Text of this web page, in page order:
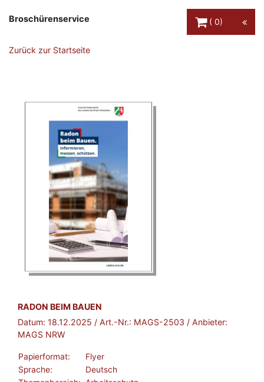
Broschürenservice
0
Zurück zur Startseite
BROSCHÜRE:
RADON BEIM BAUEN
Datum: 18.12.2025 / Art.-Nr.: MAGS-2503 / Anbieter:
MAGS NRW
Papierformat:
Flyer
Sprache:
Deutsch